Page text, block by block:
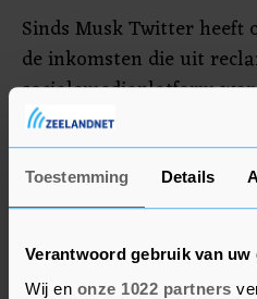
Toestemming Details
Verantwoord gebruik van uw
Wij en onze 1022 partners
Sinds Musk Twitter heeft
de inkomsten die uit
socialemediaplatform
inkomstenstroom was
Twitters omzet, nu is dat